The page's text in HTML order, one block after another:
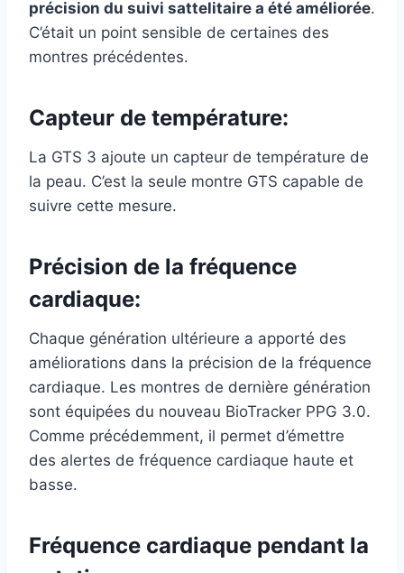
précision du suivi sattelitaire a été améliorée.
C’était un point sensible de certaines des
montres précédentes.
Capteur de température:
La GTS 3 ajoute un capteur de température de
la peau. C’est la seule montre GTS capable de
suivre cette mesure.
Précision de la fréquence
cardiaque:
Chaque génération ultérieure a apporté des
améliorations dans la précision de la fréquence
cardiaque. Les montres de dernière génération
sont équipées du nouveau BioTracker PPG 3.0.
Comme précédemment, il permet d’émettre
des alertes de fréquence cardiaque haute et
basse.
Fréquence cardiaque pendant la